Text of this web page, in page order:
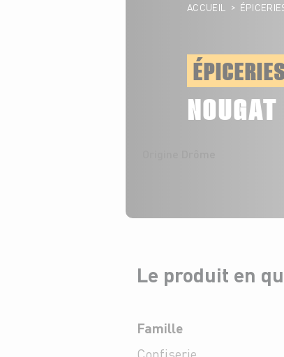
ACCUEIL >
Le produit en
Famille